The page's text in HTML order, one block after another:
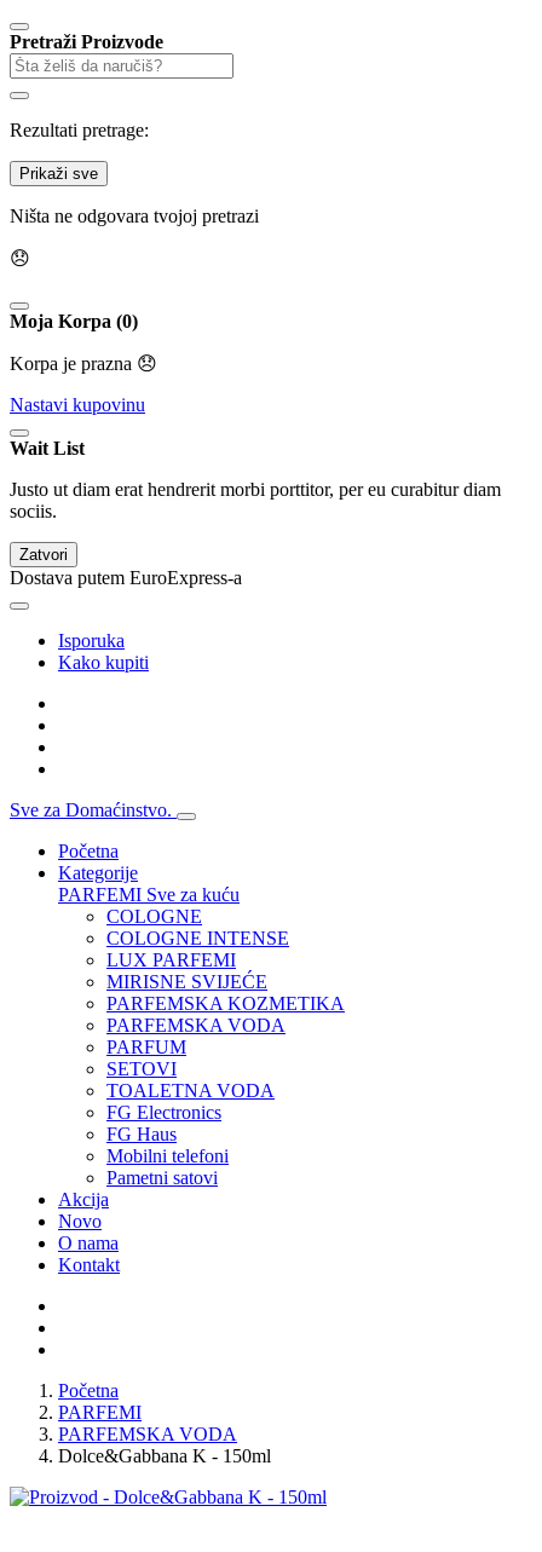
Pretraži Proizvode
Rezultati pretrage:
Prikaži sve
Ništa ne odgovara tvojoj pretrazi
😞
Moja Korpa (0)
Korpa je prazna 😞
Nastavi kupovinu
Wait List
Justo ut diam erat hendrerit morbi porttitor, per eu curabitur diam
sociis.
Zatvori
Dostava putem EuroExpress-a
Isporuka
Kako kupiti
Sve za Domaćinstvo.
Početna
Kategorije
PARFEMI Sve za kuću
COLOGNE
COLOGNE INTENSE
LUX PARFEMI
MIRISNE SVIJEĆE
PARFEMSKA KOZMETIKA
PARFEMSKA VODA
PARFUM
SETOVI
TOALETNA VODA
FG Electronics
FG Haus
Mobilni telefoni
Pametni satovi
Akcija
Novo
O nama
Kontakt
Početna
PARFEMI
PARFEMSKA VODA
Dolce&Gabbana K - 150ml